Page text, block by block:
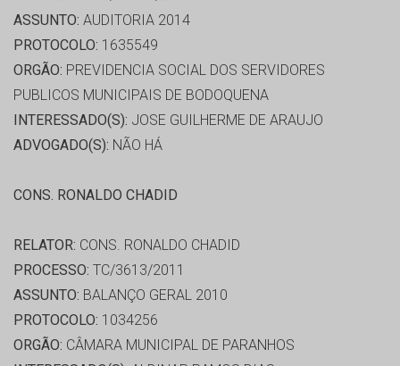
ASSUNTO: AUDITORIA 2014
PROTOCOLO: 1635549
ORGÃO: PREVIDENCIA SOCIAL DOS SERVIDORES
PUBLICOS MUNICIPAIS DE BODOQUENA
INTERESSADO(S): JOSE GUILHERME DE ARAUJO
ADVOGADO(S): NÃO HÁ
CONS. RONALDO CHADID
RELATOR: CONS. RONALDO CHADID
PROCESSO: TC/3613/2011
ASSUNTO: BALANÇO GERAL 2010
PROTOCOLO: 1034256
ORGÃO: CÂMARA MUNICIPAL DE PARANHOS